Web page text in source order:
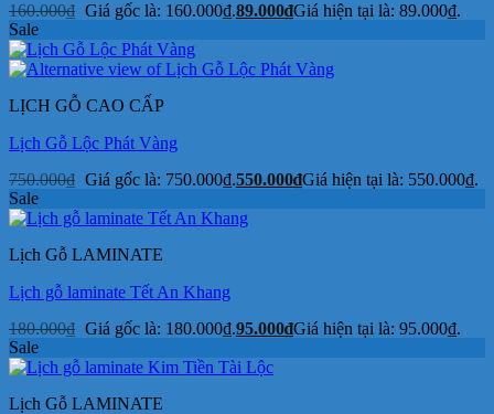
160.000₫ Giá gốc là: 160.000₫.89.000₫Giá hiện tại là: 89.000₫.
Sale
LỊCH GỖ CAO CẤP
Lịch Gỗ Lộc Phát Vàng
750.000₫ Giá gốc là: 750.000₫.550.000₫Giá hiện tại là: 550.000₫.
Sale
Lịch Gỗ LAMINATE
Lịch gỗ laminate Tết An Khang
180.000₫ Giá gốc là: 180.000₫.95.000₫Giá hiện tại là: 95.000₫.
Sale
Lịch Gỗ LAMINATE